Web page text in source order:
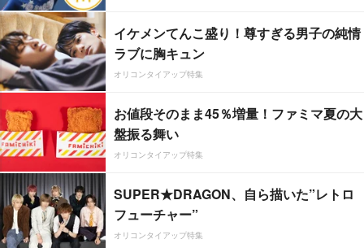
イケメンてんこ盛り！尊すぎる男子の純情
ラブに胸キュン
オリコンタイアップ特集
お値段そのまま45％増量！ファミマ夏の大
盤振る舞い
オリコンタイアップ特集
SUPER★DRAGON、自ら描いた”レトロ
フューチャー”
オリコンタイアップ特集